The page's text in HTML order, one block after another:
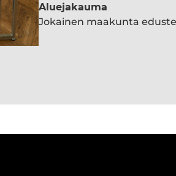
Aluejakauma
Jokainen maakunta